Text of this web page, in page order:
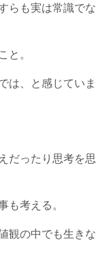
らも実は常識でな
と。
は、と感じていま
だったり思考を思
も考える。
観の中でも生きな